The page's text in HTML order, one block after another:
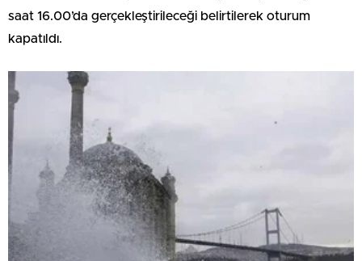
saat 16.00’da gerçekleştirileceği belirtilerek oturum
kapatıldı.